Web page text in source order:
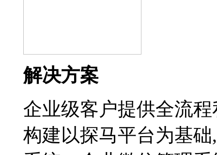
解决方案
企业级客户提供全流
构建以探马平台为基